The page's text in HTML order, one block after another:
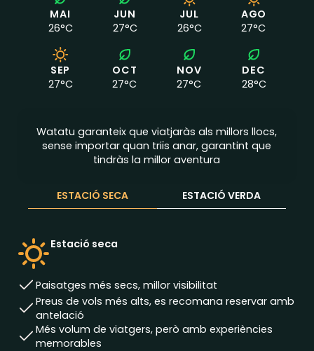
MAI
26°C
JUN
27°C
JUL
26°C
AGO
27°C
SEP
27°C
OCT
27°C
NOV
27°C
DEC
28°C
Watatu garanteix que viatjaràs als millors llocs,
sense importar quan triïs anar, garantint que
tindràs la millor aventura
ESTACIÓ SECA ESTACIÓ VERDA
Estació seca
Paisatges més secs, millor visibilitat
Preus de vols més alts, es recomana reservar amb
antelació
Més volum de viatgers, però amb experiències
memorables